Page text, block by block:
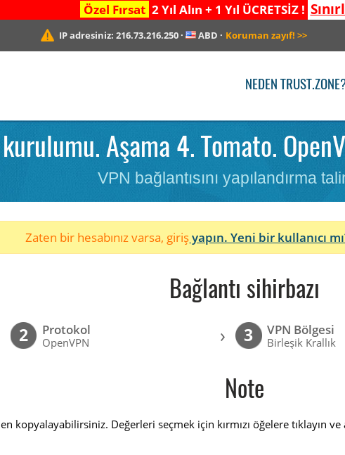
Özel Fırsat 2 Yıl Alın + 1 Yıl ÜCRETSİZ !
IP adresiniz:216.73.216.250 · ABD · Koruman zayıf! >>
NEDEN
kurulumu. Aşama 4. Tomato.
VPN bağlantısını yapılandırma
Zaten bir hesabınız varsa, girişyapın. Yeni bir kullanıcı
Bağlantı sihirbazı
2 Protokol
OpenVPN › 3 VPN Bölgesi
Birleşik Krallık
Note
kopyalayabilirsiniz. Değerleri seçmek için kırmızı öğelere tıklayın ve